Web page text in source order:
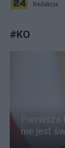
Redakcja
#KO
Pierwsza
nie jest